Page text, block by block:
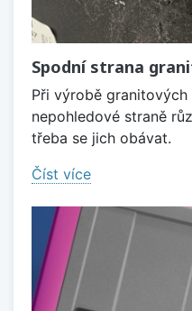
Spodní strana
Při výrobě
nepohledové straně
třeba se jich obávat.
Číst více